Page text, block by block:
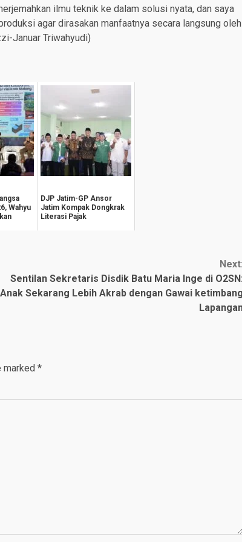
ilmu teknik ke dalam solusi nyata, dan saya
agar dirasakan manfaatnya secara langsung oleh
Januar Triwahyudi)
Wahyu
DJP Jatim-GP Ansor
Jatim Kompak Dongkrak
Literasi Pajak
Sentilan Sekretaris Disdik Batu Maria Inge di
Anak Sekarang Lebih Akrab dengan Gawai
marked *